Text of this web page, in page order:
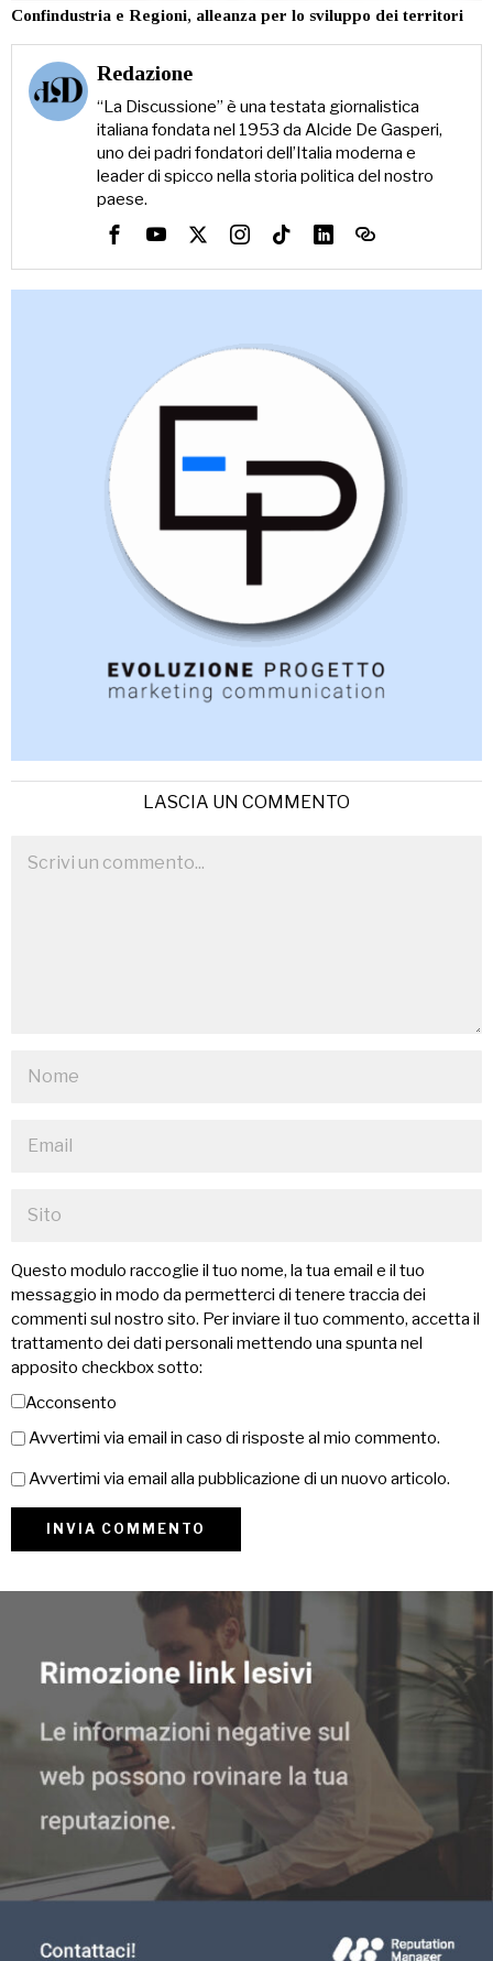
Confindustria e Regioni, alleanza per lo sviluppo dei territori
Redazione
“La Discussione” è una testata giornalistica
italiana fondata nel 1953 da Alcide De Gasperi,
uno dei padri fondatori dell’Italia moderna e
leader di spicco nella storia politica del nostro
paese.
LASCIA UN COMMENTO
Questo modulo raccoglie il tuo nome, la tua email e il tuo
messaggio in modo da permetterci di tenere traccia dei
commenti sul nostro sito. Per inviare il tuo commento, accetta il
trattamento dei dati personali mettendo una spunta nel
apposito checkbox sotto:
Acconsento
Avvertimi via email in caso di risposte al mio commento.
Avvertimi via email alla pubblicazione di un nuovo articolo.